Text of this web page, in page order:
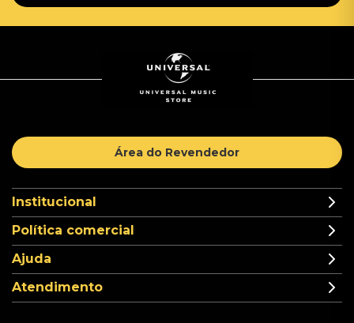
Área do Revendedor
Institucional
Política comercial
Ajuda
Atendimento